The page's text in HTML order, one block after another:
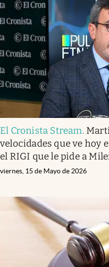
El Cronista Stream.
velocidades que ve hoy
el RIGI que le pide a
viernes, 15 de Mayo de 2026